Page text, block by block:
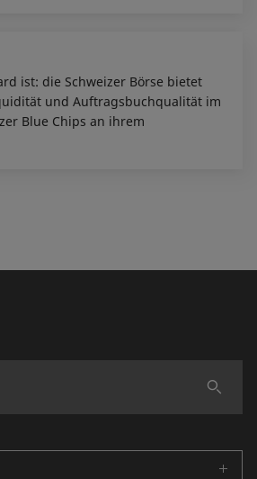
ist: die Schweizer Börse bietet
und Auftragsbuchqualität im
Blue Chips an ihrem
Finden